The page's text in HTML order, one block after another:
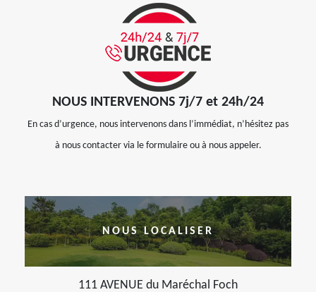
NOUS INTERVENONS 7j/7 et 24h/24
En cas d’urgence, nous intervenons dans l’immédiat, n’hésitez pas
à nous contacter via le formulaire ou à nous appeler.
NOUS LOCALISER
111 AVENUE du Maréchal Foch